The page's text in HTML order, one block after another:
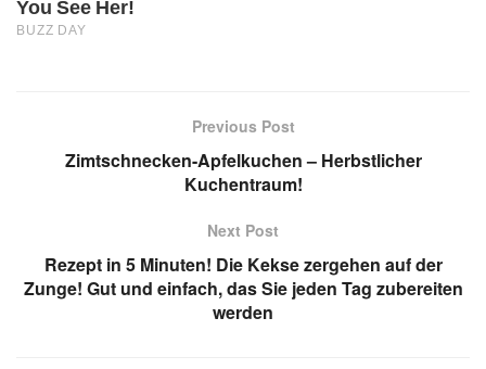
Previous Post
Zimtschnecken-Apfelkuchen – Herbstlicher
Kuchentraum!
Next Post
Rezept in 5 Minuten! Die Kekse zergehen auf der
Zunge! Gut und einfach, das Sie jeden Tag zubereiten
werden